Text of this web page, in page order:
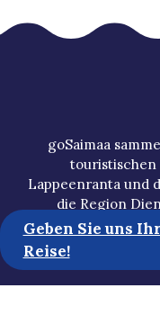
goSaimaa
Lappeenranta und
die Region
bekanntesten
Juwelen und
Geben Sie uns
Reise!